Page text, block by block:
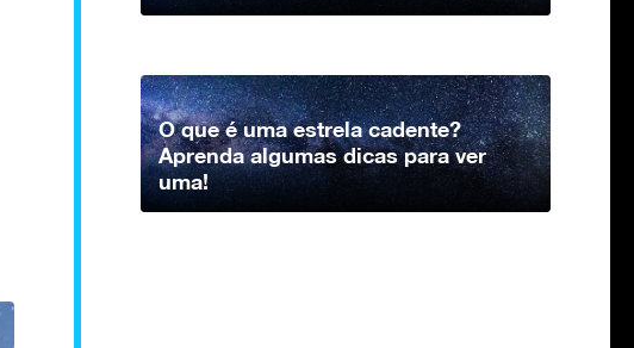
O que é uma estrela cadente?
Aprenda algumas dicas para ver
uma!